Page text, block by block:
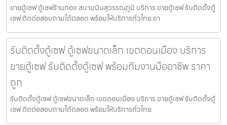
ขายตู้เซฟ ตู้เซฟร้านทอง สนามบินสุวรรณภูมิ บริการ ขายตู้เซฟ รับติดตั้งตู้
เซฟ ติดต่อสอบถามได้ตลอด พร้อมให้บริการทั่วไทย ขา
รับติดตั้งตู้เซฟ ตู้เซฟขนาดเล็ก เขตดอนเมือง บริการ
ขายตู้เซฟ รับติดตั้งตู้เซฟ พร้อมทีมงานมืออาชีพ ราคา
ถูก
รับติดตั้งตู้เซฟ ตู้เซฟขนาดเล็ก เขตดอนเมือง บริการ ขายตู้เซฟ รับติดตั้งตู้
เซฟ ติดต่อสอบถามได้ตลอด พร้อมให้บริการทั่วไทย